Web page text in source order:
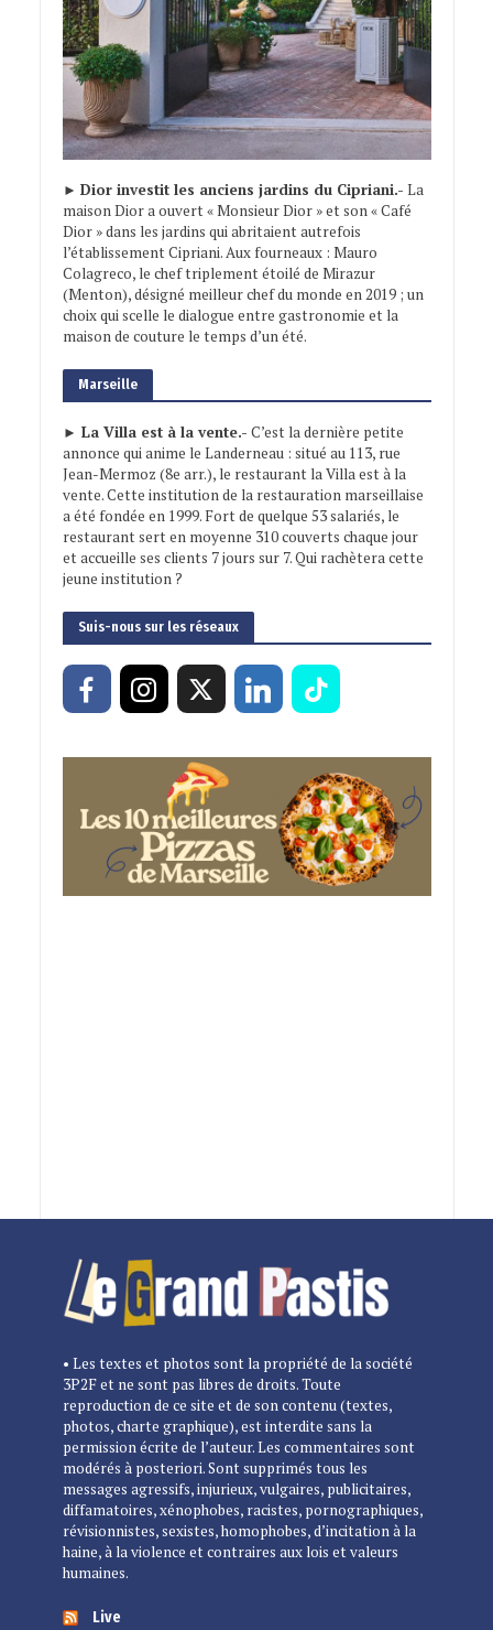
► Dior investit les anciens jardins du Cipriani.- La
maison Dior a ouvert « Monsieur Dior » et son « Café
Dior » dans les jardins qui abritaient autrefois
l’établissement Cipriani. Aux fourneaux : Mauro
Colagreco, le chef triplement étoilé de Mirazur
(Menton), désigné meilleur chef du monde en 2019 ; un
choix qui scelle le dialogue entre gastronomie et la
maison de couture le temps d’un été.
Marseille
► La Villa est à la vente.- C’est la dernière petite
annonce qui anime le Landerneau : situé au 113, rue
Jean-Mermoz (8e arr.), le restaurant la Villa est à la
vente. Cette institution de la restauration marseillaise
a été fondée en 1999. Fort de quelque 53 salariés, le
restaurant sert en moyenne 310 couverts chaque jour
et accueille ses clients 7 jours sur 7. Qui rachètera cette
jeune institution ?
Suis-nous sur les réseaux
• Les textes et photos sont la propriété de la société
3P2F et ne sont pas libres de droits. Toute
reproduction de ce site et de son contenu (textes,
photos, charte graphique), est interdite sans la
permission écrite de l’auteur. Les commentaires sont
modérés à posteriori. Sont supprimés tous les
messages agressifs, injurieux, vulgaires, publicitaires,
diffamatoires, xénophobes, racistes, pornographiques,
révisionnistes, sexistes, homophobes, d’incitation à la
haine, à la violence et contraires aux lois et valeurs
humaines.
Live